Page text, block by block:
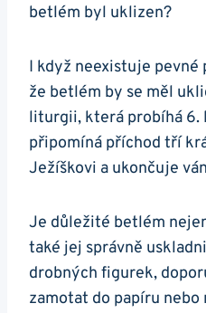
betlém byl uklizen?
I když neexistuje
že betlém by se měl
liturgii, která probíhá 6.
připomíná příchod tří
Ježíškovi a ukončuje
Je důležité betlém
také jej správně
drobných figurek,
zamotat do papíru nebo